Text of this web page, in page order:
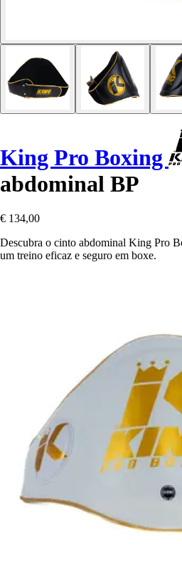
King Pro Boxing
abdominal BP
€ 134,00
Descubra o cinto abdominal King Pro
um treino eficaz e seguro em boxe.